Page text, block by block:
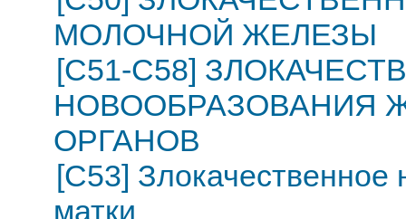
МОЛОЧНОЙ ЖЕЛЕЗЫ
[C51-C58]
НОВООБРАЗОВАНИЯ
ОРГАНОВ
[C53]
матки